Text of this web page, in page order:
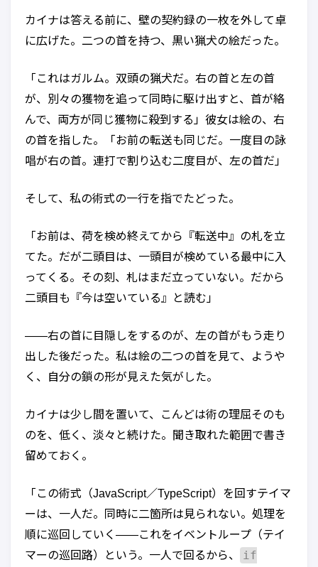
カイナは答える前に、壁の契約録の一枚を外して卓
に広げた。二つの首を持つ、黒い猟犬の絵だった。
「これはガルム。双頭の猟犬だ。右の首と左の首
が、別々の獲物を追って同時に駆け出すと、首が絡
んで、両方が同じ獲物に殺到する」彼女は絵の、右
の首を指した。「お前の転送も同じだ。一度目の詠
唱が右の首。連打で割り込む二度目が、左の首だ」
そして、私の術式の一行を指でたどった。
「お前は、荷を検め終えてから『転送中』の札を立
てた。だが二頭目は、一頭目が検めている最中に入
ってくる。その刻、札はまだ立っていない。だから
二頭目も『今は空いている』と読む」
——右の首に目隠しをするのが、左の首がもう走り
出した後だった。私は絵の二つの首を見て、ようや
く、自分の鎖の形が見えた気がした。
カイナは少し間を置いて、こんどは術の理屈そのも
のを、低く、淡々と続けた。聞き取れた範囲で書き
留めておく。
「この術式（JavaScript／TypeScript）を回すテイマ
ーは、一人だ。同時に二箇所は見られない。処理を
順に巡回していく——これをイベントループ（テイ
マーの巡回路）という。一人で回るから、
if